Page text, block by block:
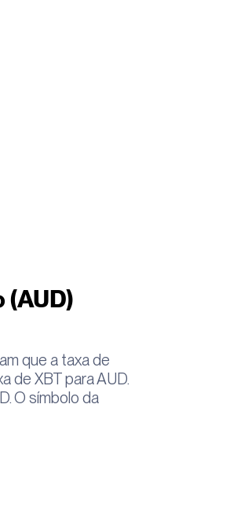
(AUD)
que a taxa de
de XBT para AUD.
O símbolo da